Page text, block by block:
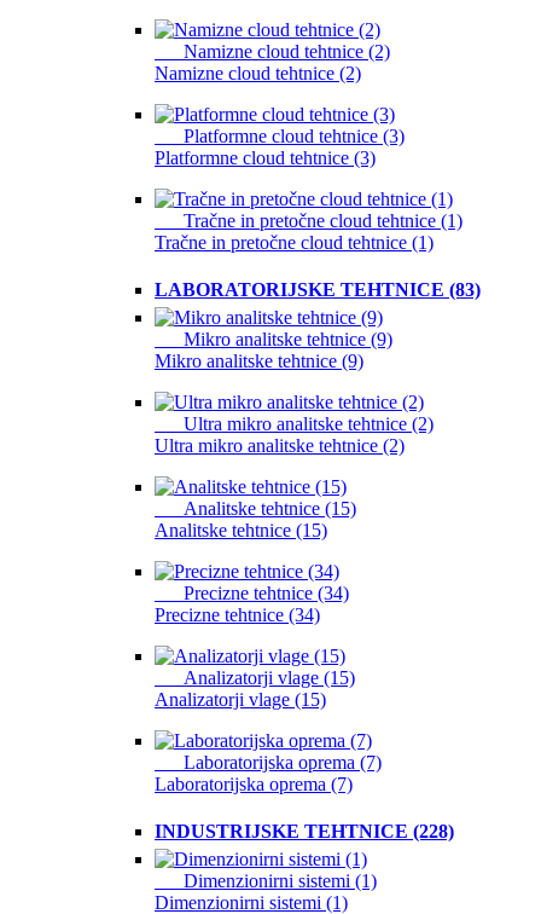
Namizne cloud tehtnice (2)
Namizne cloud tehtnice (2)
Platformne cloud tehtnice (3)
Platformne cloud tehtnice (3)
Tračne in pretočne cloud tehtnice (1)
Tračne in pretočne cloud tehtnice (1)
LABORATORIJSKE TEHTNICE (83)
Mikro analitske tehtnice (9)
Mikro analitske tehtnice (9)
Ultra mikro analitske tehtnice (2)
Ultra mikro analitske tehtnice (2)
Analitske tehtnice (15)
Analitske tehtnice (15)
Precizne tehtnice (34)
Precizne tehtnice (34)
Analizatorji vlage (15)
Analizatorji vlage (15)
Laboratorijska oprema (7)
Laboratorijska oprema (7)
INDUSTRIJSKE TEHTNICE (228)
Dimenzionirni sistemi (1)
Dimenzionirni sistemi (1)